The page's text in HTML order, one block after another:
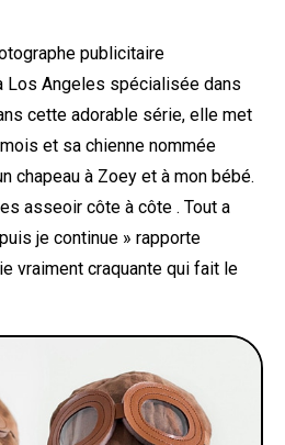
publicitaire
Angeles spécialisée dans
cette adorable série, elle met
et sa chienne nommée
chapeau à Zoey et à mon bébé.
asseoir côte à côte . Tout a
je continue » rapporte
vraiment craquante qui fait le